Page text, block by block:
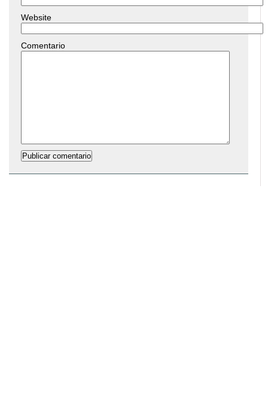
Website
Comentario